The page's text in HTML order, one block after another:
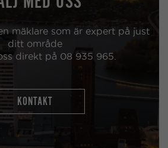
mäklare som är expert på just
ditt område
direkt på 08 935 965.
KONTAKT